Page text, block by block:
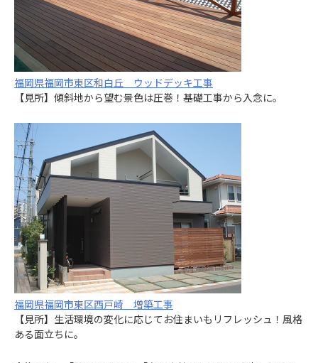
福岡県福岡市東区和白丘 ウッドデッキ工事
【見所】傾斜地から望む景色は圧巻！基礎工事から入念に。
福岡県福岡市東区西戸崎 増築工事
【見所】生活環境の変化に応じてお住まいもリフレッシュ！風格
ある面立ちに。